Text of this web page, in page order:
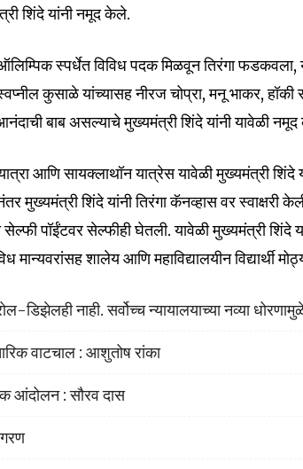
शिंदे यांनी नमूद केले.
स्पर्धेत विविध पदक मिळवून तिरंगा फडकवला,
कुसाळे यांच्यासह नीरज चोप्रा, मनू भाकर,
बाब असल्याचे मुख्यमंत्री शिंदे यांनी यावेळी
आणि सायक्लाथॉन यात्रेस यावेळी मुख्यमंत्री शिंदे
मुख्यमंत्री शिंदे यांनी तिरंगा कॅनव्हास वर स्वाक्षरी
सेल्फी पॉईंटवर सेल्फीही घेतली. यावेळी मुख्यमंत्री शिंदे
मान्यवरांसह शालेय आणि महाविद्यालयीन विद्यार्थी
डिझेलही नाही. सर्वोच्च न्यायालयाच्या नव्या
वाटचाल : आशुतोष रांका
आंदोलन : सौरव दास